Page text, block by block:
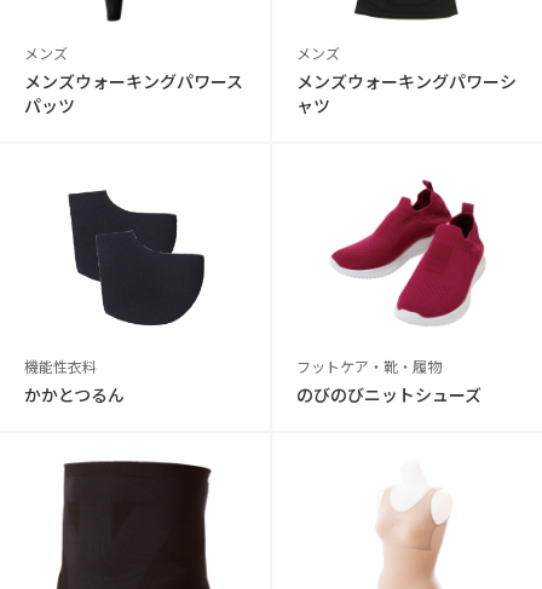
メンズ
メンズウォーキングパワース
パッツ
メンズ
メンズウォーキングパワーシ
ャツ
機能性衣料
かかとつるん
フットケア・靴・履物
のびのびニットシューズ